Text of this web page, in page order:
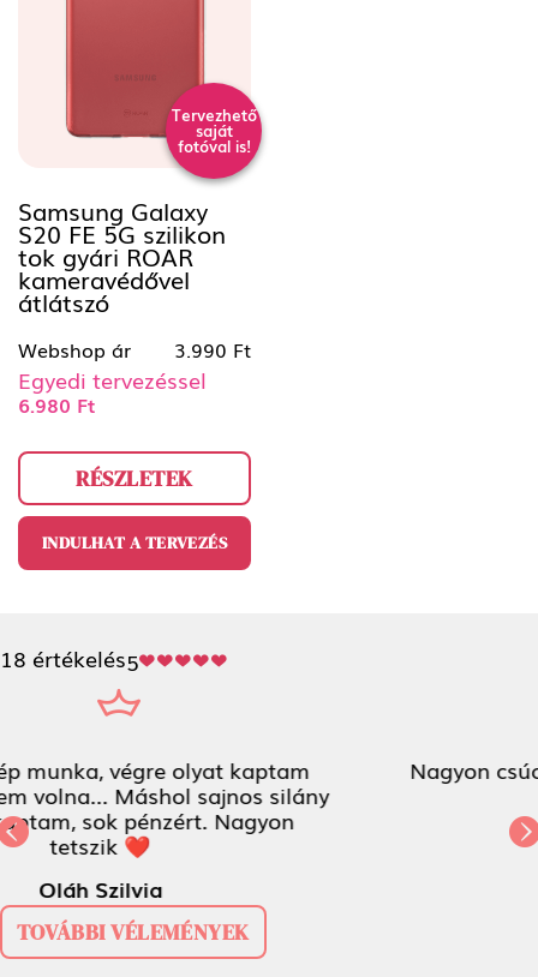
Tervezhető
saját
fotóval is!
Samsung Galaxy
S20 FE 5G szilikon
tok gyári ROAR
kameravédővel
átlátszó
Webshop ár 3.990 Ft
Egyedi tervezéssel
6.980 Ft
RÉSZLETEK
INDULHAT A TERVEZÉS
18 értékelés5
Nagyon csúcs lett - full csajos! :)
örökhála<3
Csenge Kiss-Bús
Previous
TOVÁBBI VÉLEMÉNYEK